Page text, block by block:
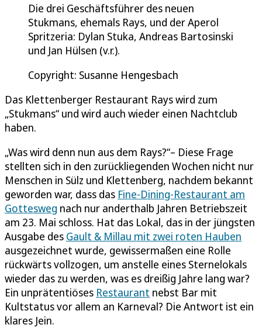
Die drei Geschäftsführer des neuen
Stukmans, ehemals Rays, und der Aperol
Spritzeria: Dylan Stuka, Andreas Bartosinski
und Jan Hülsen (v.r.).
Copyright: Susanne Hengesbach
Das Klettenberger Restaurant Rays wird zum
„Stukmans“ und wird auch wieder einen Nachtclub
haben.
„Was wird denn nun aus dem Rays?“– Diese Frage
stellten sich in den zurückliegenden Wochen nicht nur
Menschen in Sülz und Klettenberg, nachdem bekannt
geworden war, dass das Fine-Dining-Restaurant am
Gottesweg nach nur anderthalb Jahren Betriebszeit
am 23. Mai schloss. Hat das Lokal, das in der jüngsten
Ausgabe des Gault & Millau mit zwei roten Hauben
ausgezeichnet wurde, gewissermaßen eine Rolle
rückwärts vollzogen, um anstelle eines Sternelokals
wieder das zu werden, was es dreißig Jahre lang war?
Ein unprätentiöses Restaurant nebst Bar mit
Kultstatus vor allem an Karneval? Die Antwort ist ein
klares Jein.